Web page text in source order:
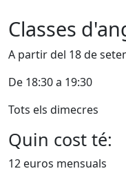
Classes
A partir del 18 de
De 18:30 a 19:30
Tots els dimecres
Quin cost té:
12 euros mensuals